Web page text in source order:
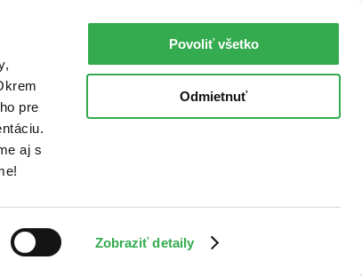
pre
aj s
Zobraziť detaily
Povoliť všetko
Odmietnuť